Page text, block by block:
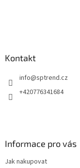
Kontakt
info@sptrend.cz
+420776341684
Informace pro vás
Jak nakupovat